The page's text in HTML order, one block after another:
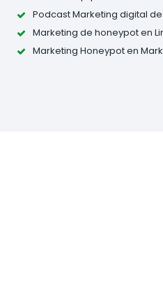
Podcast Marketing digital
Marketing de honeypot en
Marketing Honeypot en